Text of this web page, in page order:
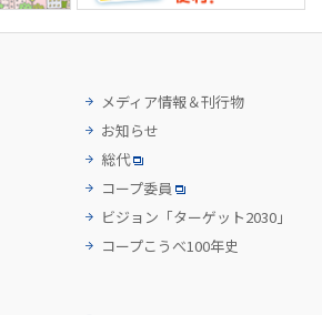
メディア情報＆刊行物
お知らせ
総代
コープ委員
ビジョン「ターゲット2030」
コープこうべ100年史